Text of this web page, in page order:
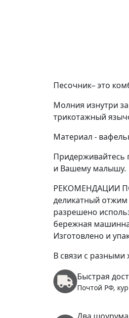
Песочник– это
Молния изнутри
трикотажный
Материал -
Придерживайтесь
и Вашему малышу.
РЕКОМЕНДАЦИИ
деликатный отжим
разрешено
бережная
Изготовлено и
В связи с разными
Быстрая
Почтой РФ,